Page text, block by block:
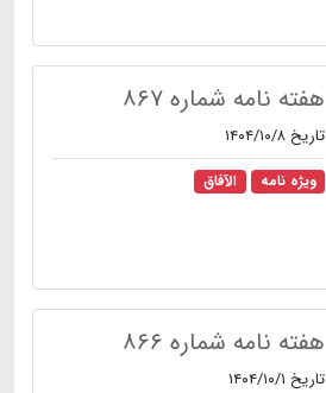
هفته نامه شماره ۸۶۷
تاریخ ۱۴۰۴/۱۰/۸
ویژه نامه الآفاق
هفته نامه شماره ۸۶۶
تاریخ ۱۴۰۴/۱۰/۱